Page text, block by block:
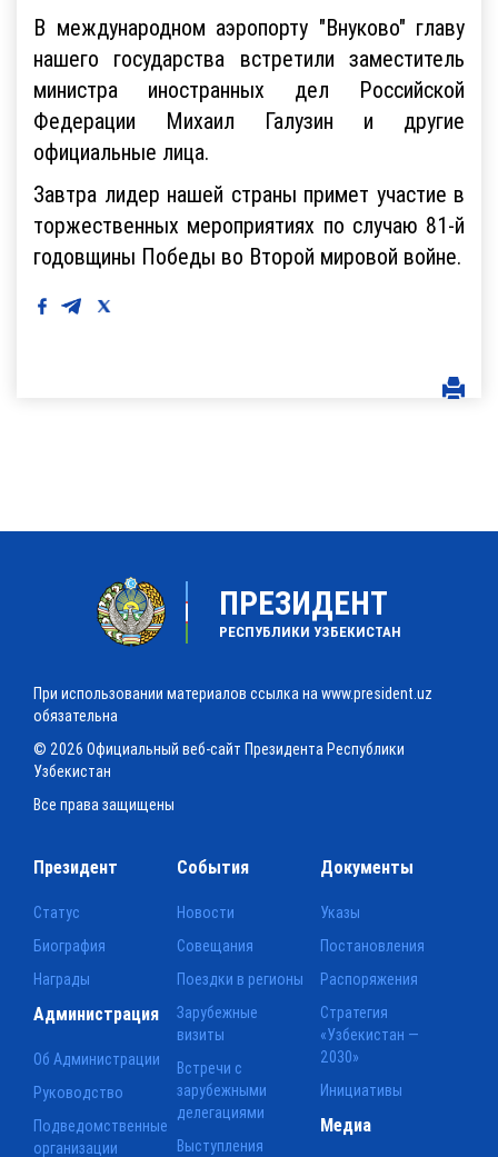
В международном аэропорту "Внуково" главу
нашего государства встретили заместитель
министра иностранных дел Российской
Федерации Михаил Галузин и другие
официальные лица.
Завтра лидер нашей страны примет участие в
торжественных мероприятиях по случаю 81-й
годовщины Победы во Второй мировой войне.
ПРЕЗИДЕНТ
РЕСПУБЛИКИ УЗБЕКИСТАН
При использовании материалов ссылка на www.president.uz
обязательна
© 2026 Официальный веб-сайт Президента Республики
Узбекистан
Все права защищены
Президент
Статус
Биография
Награды
События
Новости
Совещания
Поездки в регионы
Зарубежные
визиты
Встречи с
зарубежными
делегациями
Выступления
Документы
Указы
Постановления
Распоряжения
Стратегия
«Узбекистан —
2030»
Инициативы
Администрация
Об Администрации
Руководство
Подведомственные
организации
Медиа